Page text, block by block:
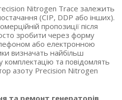
Nitrogen Trace залежить
(CIP, DDP або інших).
пропозиції після
зробити через форму
або електронною
визначать найбільш
комплектацію та повідомлять
азоту Precision Nitrogen
та ремонт генераторів